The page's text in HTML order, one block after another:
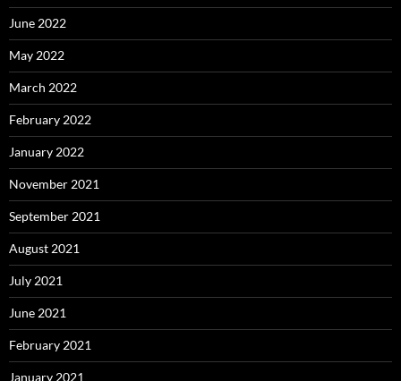
June 2022
May 2022
March 2022
February 2022
January 2022
November 2021
September 2021
August 2021
July 2021
June 2021
February 2021
January 2021